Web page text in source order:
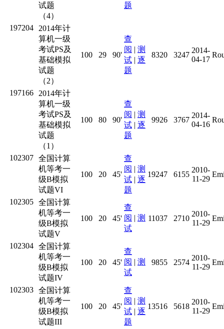
试题
（4）
题
197204
2014年计
算机一级
考试PS及
基础模拟
试题
（2）
100 29 90'
查
阅 | 测
试 | 逐
题
8320 3247
2014-
04-17
197166
2014年计
算机一级
考试PS及
基础模拟
试题
（1）
100 80 90'
查
阅 | 测
试 | 逐
题
9926 3767
2014-
04-16
102307 全国计算
机等考一
级B模拟
试题VI
100 20 45'
查
阅 | 测
试 | 逐
题
19247 6155
2010-
11-29
102305 全国计算
机等考一
级B模拟
试题V
100 20 45'
查
阅 | 测
试
11037 2710
2010-
11-29
102304 全国计算
机等考一
级B模拟
试题IV
100 20 45'
查
阅 | 测
试
9855 2574
2010-
11-29
102303 全国计算
机等考一
级B模拟
试题III
100 20 45'
查
阅 | 测
试 | 逐
题
13516 5618
2010-
11-29